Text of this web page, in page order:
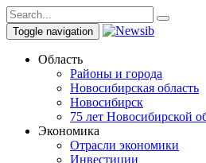
Toggle navigation
Область
Районы и города
Новосибирская область
Новосибирск
75 лет Новосибирской
Экономика
Отрасли экономики
Инвестиции